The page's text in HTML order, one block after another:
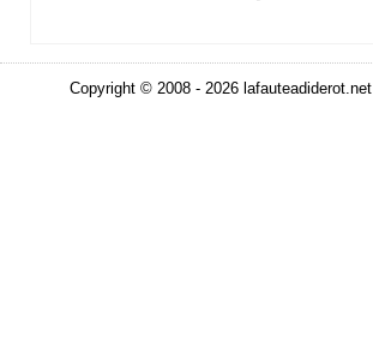
Copyright © 2008 - 2026 lafauteadiderot.net